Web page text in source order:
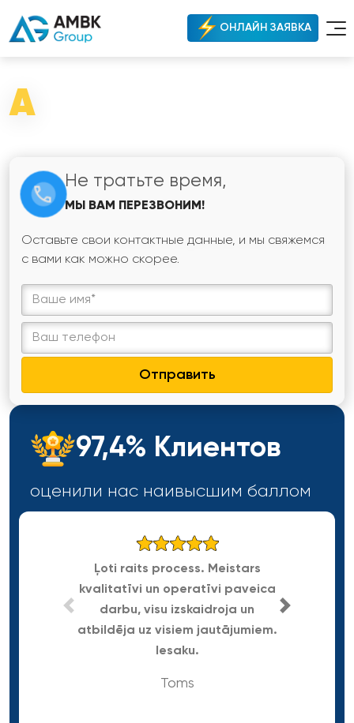
ОНЛАЙН ЗАЯВКА
A
Не тратьте время,
МЫ ВАМ ПЕРЕЗВОНИМ!
Оставьте свои контактные данные, и мы свяжемся
с вами как можно скорее.
Отправить
97,4% Клиентов
оценили нас наивысшим баллом
Ļoti raits process. Meistars
kvalitatīvi un operatīvi paveica
darbu, visu izskaidroja un
atbildēja uz visiem jautājumiem.
Iesaku.
Toms